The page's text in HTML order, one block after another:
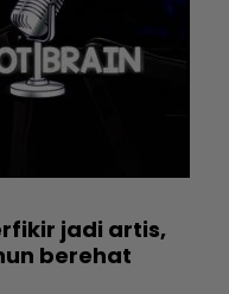
jadi artis,
berehat